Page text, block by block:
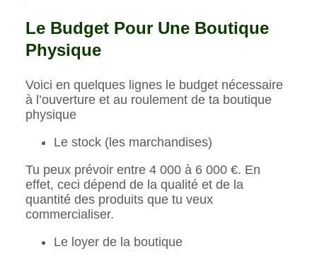
Le Budget Pour Une Boutique
Physique
Voici en quelques lignes le budget nécessaire
à l’ouverture et au roulement de ta boutique
physique
Le stock (les marchandises)
Tu peux prévoir entre 4 000 à 6 000 €. En
effet, ceci dépend de la qualité et de la
quantité des produits que tu veux
commercialiser.
Le loyer de la boutique